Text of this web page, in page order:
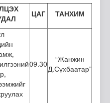
ЦАГ ТАНХИМ
09.30
“Жанжин
Д.Сүхбаатар”